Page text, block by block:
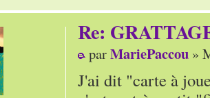
Re:
parMariePaccou »
J'ai dit "carte à